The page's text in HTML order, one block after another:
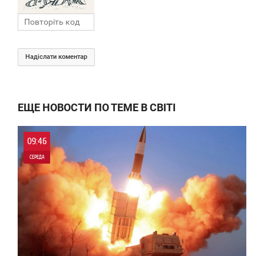
Надіслати коментар
ЕЩЕ НОВОСТИ ПО ТЕМЕ В СВІТІ
09:46
СЕРЕДА